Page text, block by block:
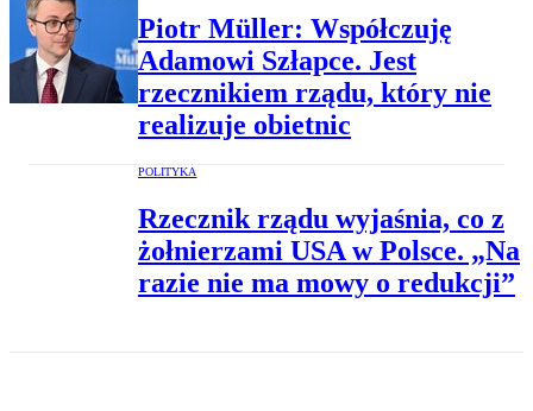
Piotr Müller: Współczuję
Adamowi Szłapce. Jest
rzecznikiem rządu, który nie
realizuje obietnic
POLITYKA
Rzecznik rządu wyjaśnia, co z
żołnierzami USA w Polsce. „Na
razie nie ma mowy o redukcji”